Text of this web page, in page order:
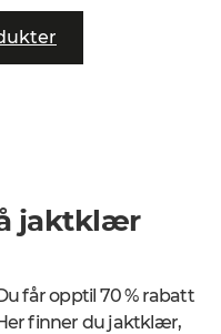
jaktklær
får opptil 70 % rabatt
finner du jaktklær,